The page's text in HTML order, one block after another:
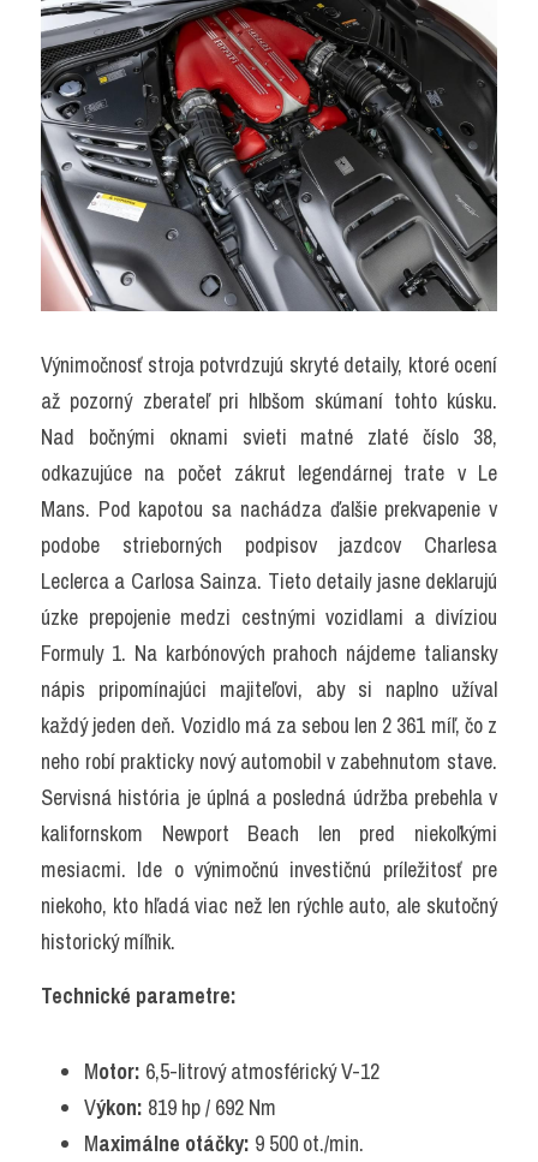
Výnimočnosť stroja potvrdzujú skryté detaily, ktoré ocení
až pozorný zberateľ pri hlbšom skúmaní tohto kúsku.
Nad bočnými oknami svieti matné zlaté číslo 38,
odkazujúce na počet zákrut legendárnej trate v Le
Mans. Pod kapotou sa nachádza ďalšie prekvapenie v
podobe strieborných podpisov jazdcov Charlesa
Leclerca a Carlosa Sainza. Tieto detaily jasne deklarujú
úzke prepojenie medzi cestnými vozidlami a divíziou
Formuly 1. Na karbónových prahoch nájdeme taliansky
nápis pripomínajúci majiteľovi, aby si naplno užíval
každý jeden deň. Vozidlo má za sebou len 2 361 míľ, čo z
neho robí prakticky nový automobil v zabehnutom stave.
Servisná história je úplná a posledná údržba prebehla v
kalifornskom Newport Beach len pred niekoľkými
mesiacmi. Ide o výnimočnú investičnú príležitosť pre
niekoho, kto hľadá viac než len rýchle auto, ale skutočný
historický míľnik.
Technické parametre:
Motor: 6,5-litrový atmosférický V-12
Výkon: 819 hp / 692 Nm
Maximálne otáčky: 9 500 ot./min.